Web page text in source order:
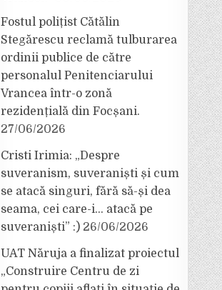
Fostul polițist Cătălin
Stegărescu reclamă tulburarea
ordinii publice de către
personalul Penitenciarului
Vrancea într-o zonă
rezidențială din Focșani.
27/06/2026
Cristi Irimia: „Despre
suveranism, suveraniști și cum
se atacă singuri, fără să-și dea
seama, cei care-i… atacă pe
suveraniști” :) 26/06/2026
UAT Năruja a finalizat proiectul
„Construire Centru de zi